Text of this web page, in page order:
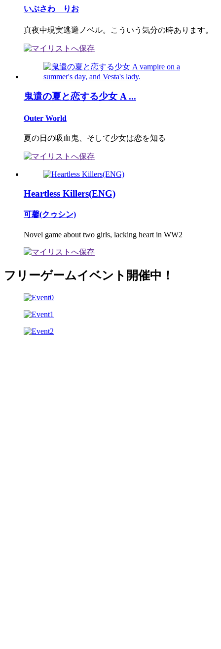
いぶさわ りお
真夜中現実逃避ノベル。こういう気分の時あります。
鬼遣の夏と恋する少女 A ...
Outer World
夏の日の吸血鬼、そして少女は恋を知る
Heartless Killers(ENG)
可馨(クゥシン)
Novel game about two girls, lacking heart in WW2
フリーゲームイベント開催中！